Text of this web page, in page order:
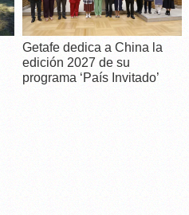
Getafe dedica a China la
edición 2027 de su
programa ‘País Invitado’